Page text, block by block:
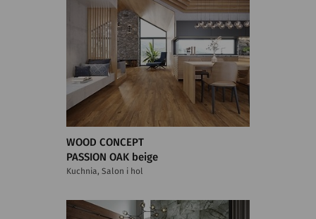
WOOD CONCEPT
PASSION OAK beige
Kuchnia, Salon i hol